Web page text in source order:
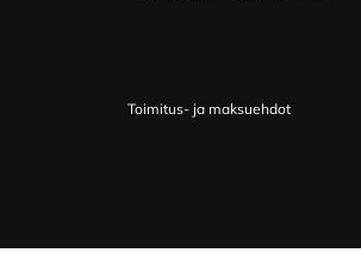
Toimitus- ja maksuehdot